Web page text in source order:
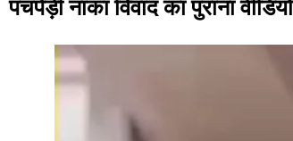
पचपेड़ी नाका विवाद का पुराना